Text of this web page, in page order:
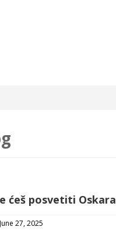
ćeš posvetiti Oskara
27, 2025